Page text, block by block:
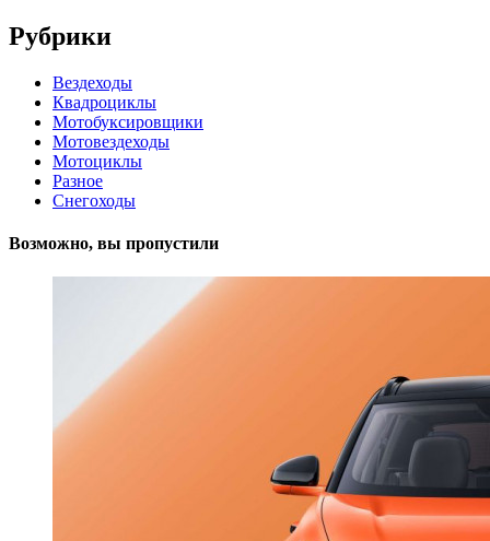
Рубрики
Вездеходы
Квадроциклы
Мотобуксировщики
Мотовездеходы
Мотоциклы
Разное
Снегоходы
Возможно, вы пропустили